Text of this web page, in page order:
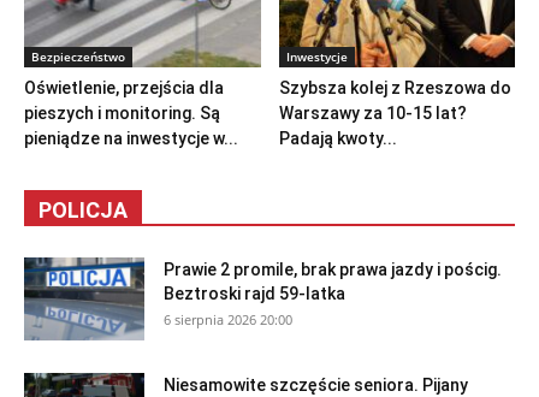
Bezpieczeństwo
Oświetlenie, przejścia dla
pieszych i monitoring. Są
pieniądze na inwestycje w...
Inwestycje
Szybsza kolej z Rzeszowa do
Warszawy za 10-15 lat?
Padają kwoty...
POLICJA
Prawie 2 promile, brak prawa jazdy i pościg.
Beztroski rajd 59-latka
6 sierpnia 2026 20:00
Niesamowite szczęście seniora. Pijany